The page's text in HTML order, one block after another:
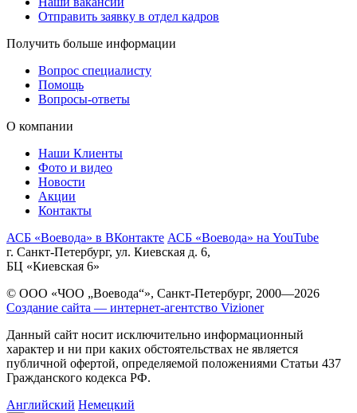
Отправить заявку в отдел кадров
Получить больше информации
Вопрос специалисту
Помощь
Вопросы-ответы
О компании
Наши Клиенты
Фото и видео
Новости
Акции
Контакты
АСБ «Воевода» в ВКонтакте АСБ «Воевода» на YouTube
г. Санкт-Петербург, ул. Киевская д. 6,
БЦ «Киевская 6»
© ООО «ЧОО „Воевода“», Санкт-Петербург, 2000—2026
Создание сайта — интернет-агентство Vizioner
Данный сайт носит исключительно информационный
характер и ни при каких обстоятельствах не является
публичной офертой, определяемой положениями Статьи 437
Гражданского кодекса РФ.
Английский Немецкий